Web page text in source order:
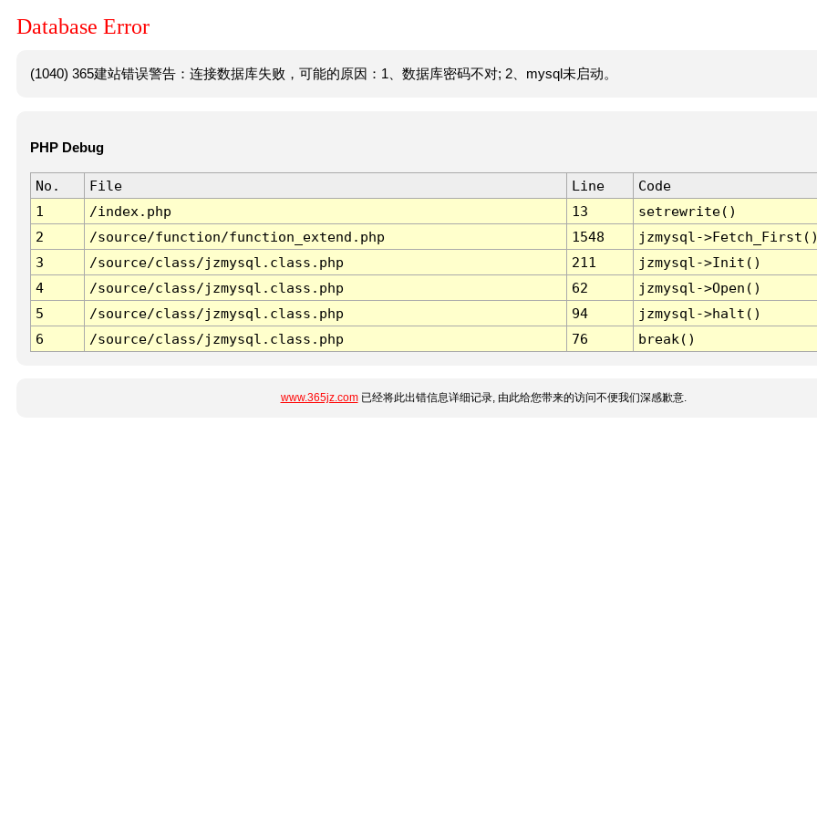
Database Error
(1040) 365建站错误警告：连接数据库失败，可能的原因：1、数据库密码不对; 2、mysql未启动。
PHP Debug
No. File Line
Code
1
/index.php 13
setrewrite()
2
/source/function/function_extend.php 1548
jzmysql-
3
/source/class/jzmysql.class.php 211
jzmysql->Init()
4
/source/class/jzmysql.class.php 62
jzmysql->Open()
5
/source/class/jzmysql.class.php 94
jzmysql->halt()
6
/source/class/jzmysql.class.php 76 break()
www.365jz.com已经将此出错信息详细记录, 由此给您带来的访问不便我们深感歉意.